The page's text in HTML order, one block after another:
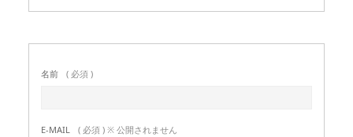
名前 ( 必須 )
E-MAIL ( 必須 ) ※ 公開されません